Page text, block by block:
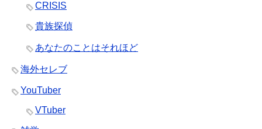
CRISIS
貴族探偵
あなたのことはそれほど
海外セレブ
YouTuber
VTuber